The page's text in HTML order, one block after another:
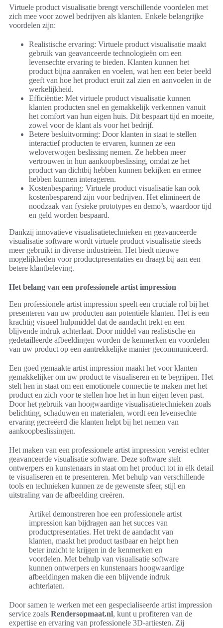
Virtuele product visualisatie brengt verschillende voordelen met
zich mee voor zowel bedrijven als klanten. Enkele belangrijke
voordelen zijn:
Realistische ervaring: Virtuele product visualisatie maakt
gebruik van geavanceerde technologieën om een
levensechte ervaring te bieden. Klanten kunnen het
product bijna aanraken en voelen, wat hen een beter beeld
geeft van hoe het product eruit zal zien en aanvoelen in de
werkelijkheid.
Efficiëntie: Met virtuele product visualisatie kunnen
klanten producten snel en gemakkelijk verkennen vanuit
het comfort van hun eigen huis. Dit bespaart tijd en moeite,
zowel voor de klant als voor het bedrijf.
Betere besluitvorming: Door klanten in staat te stellen
interactief producten te ervaren, kunnen ze een
weloverwogen beslissing nemen. Ze hebben meer
vertrouwen in hun aankoopbeslissing, omdat ze het
product van dichtbij hebben kunnen bekijken en ermee
hebben kunnen interageren.
Kostenbesparing: Virtuele product visualisatie kan ook
kostenbesparend zijn voor bedrijven. Het elimineert de
noodzaak van fysieke prototypes en demo’s, waardoor tijd
en geld worden bespaard.
Dankzij innovatieve visualisatietechnieken en geavanceerde
visualisatie software wordt virtuele product visualisatie steeds
meer gebruikt in diverse industrieën. Het biedt nieuwe
mogelijkheden voor productpresentaties en draagt bij aan een
betere klantbeleving.
Het belang van een professionele artist impression
Een professionele artist impression speelt een cruciale rol bij het
presenteren van uw producten aan potentiële klanten. Het is een
krachtig visueel hulpmiddel dat de aandacht trekt en een
blijvende indruk achterlaat. Door middel van realistische en
gedetailleerde afbeeldingen worden de kenmerken en voordelen
van uw product op een aantrekkelijke manier gecommuniceerd.
Een goed gemaakte artist impression maakt het voor klanten
gemakkelijker om uw product te visualiseren en te begrijpen. Het
stelt hen in staat om een emotionele connectie te maken met het
product en zich voor te stellen hoe het in hun eigen leven past.
Door het gebruik van hoogwaardige visualisatietechnieken zoals
belichting, schaduwen en materialen, wordt een levensechte
ervaring gecreëerd die klanten helpt bij het nemen van
aankoopbeslissingen.
Het maken van een professionele artist impression vereist echter
geavanceerde visualisatie software. Deze software stelt
ontwerpers en kunstenaars in staat om het product tot in elk detail
te visualiseren en te presenteren. Met behulp van verschillende
tools en technieken kunnen ze de gewenste sfeer, stijl en
uitstraling van de afbeelding creëren.
Artikel demonstreren hoe een professionele artist
impression kan bijdragen aan het succes van
productpresentaties. Het trekt de aandacht van
klanten, maakt het product tastbaar en helpt hen
beter inzicht te krijgen in de kenmerken en
voordelen. Met behulp van visualisatie software
kunnen ontwerpers en kunstenaars hoogwaardige
afbeeldingen maken die een blijvende indruk
achterlaten.
Door samen te werken met een gespecialiseerde artist impression
service zoals Rendersopmaat.nl, kunt u profiteren van de
expertise en ervaring van professionele 3D-artiesten. Zij